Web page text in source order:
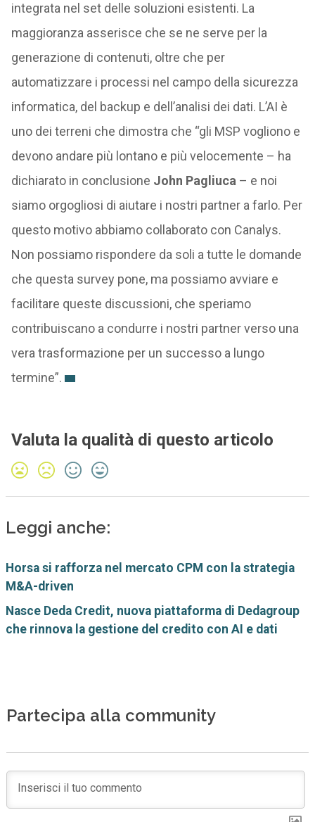
integrata nel set delle soluzioni esistenti. La
maggioranza asserisce che se ne serve per la
generazione di contenuti, oltre che per
automatizzare i processi nel campo della sicurezza
informatica, del backup e dell’analisi dei dati. L’AI è
uno dei terreni che dimostra che “gli MSP vogliono e
devono andare più lontano e più velocemente – ha
dichiarato in conclusione John Pagliuca – e noi
siamo orgogliosi di aiutare i nostri partner a farlo. Per
questo motivo abbiamo collaborato con Canalys.
Non possiamo rispondere da soli a tutte le domande
che questa survey pone, ma possiamo avviare e
facilitare queste discussioni, che speriamo
contribuiscano a condurre i nostri partner verso una
vera trasformazione per un successo a lungo
termine”.
Valuta la qualità di questo articolo
Leggi anche:
Horsa si rafforza nel mercato CPM con la strategia
M&A-driven
Nasce Deda Credit, nuova piattaforma di Dedagroup
che rinnova la gestione del credito con AI e dati
Partecipa alla community